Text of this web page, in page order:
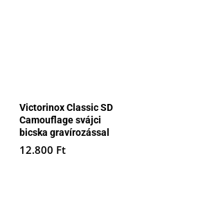
Victorinox Classic SD
Camouflage svájci
bicska gravírozással
12.800 Ft